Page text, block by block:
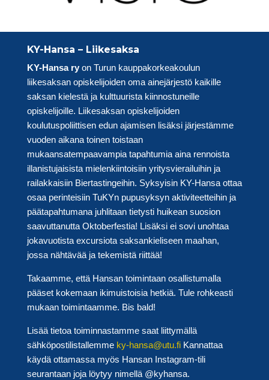
KY-Hansa – Liikesaksa
KY-Hansa ryon Turun kauppakorkeakoulun
liikesaksan opiskelijoiden oma ainejärjestö kaikille
saksan kielestä ja kulttuurista kiinnostuneille
opiskelijoille. Liikesaksan opiskelijoiden
koulutuspoliittisen edun ajamisen lisäksi järjestämme
vuoden aikana toinen toistaan
mukaansatempaavampia tapahtumia aina rennoista
illanistujaisista mielenkiintoisiin yritysvierailuihin ja
railakkaisiin Biertastingeihin. Syksyisin KY-Hansa ottaa
osaa perinteisiin TuKYn pupusyksyn aktiviteetteihin ja
päätapahtumana juhlitaan tietysti huikean suosion
saavuttanutta Oktoberfestia! Lisäksi ei sovi unohtaa
jokavuotista excursiota saksankieliseen maahan,
jossa nähtävää ja tekemistä riittää!
Takaamme, että Hansan toimintaan osallistumalla
pääset kokemaan ikimuistoisia hetkiä. Tule rohkeasti
mukaan toimintaamme. Bis bald!
Lisää tietoa toiminnastamme saat liittymällä
sähköpostilistallemme ky-hansa@utu.fiKannattaa
käydä ottamassa myös Hansan Instagram-tili
seurantaan joja löytyy nimellä @kyhansa.